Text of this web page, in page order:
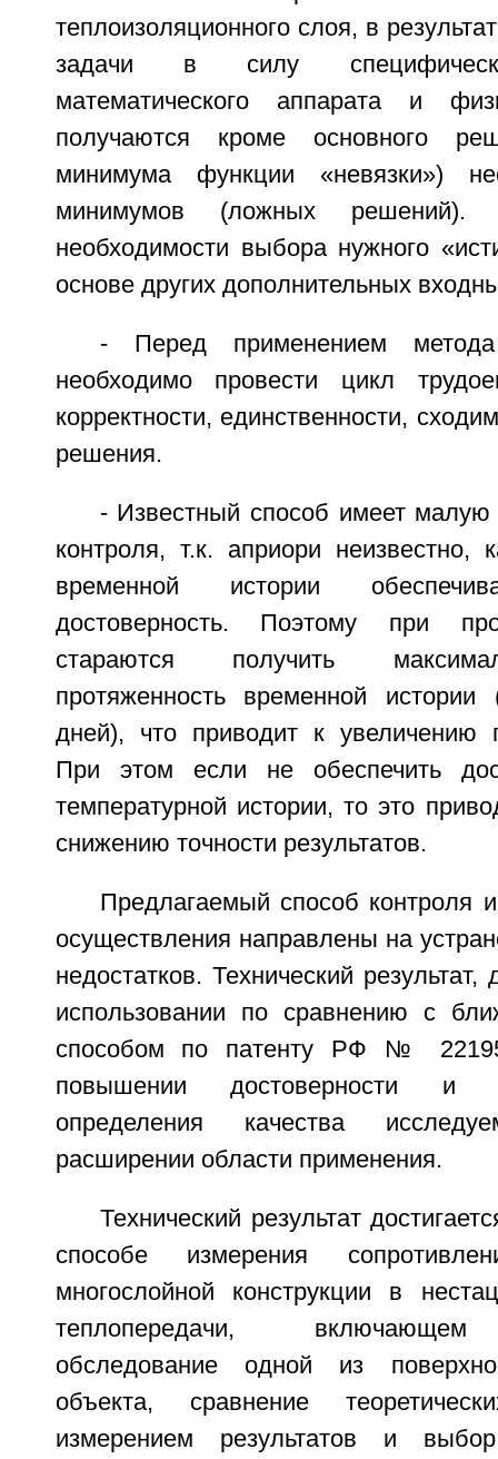
теплоизоляционного слоя, в
задачи в силу
математического аппарата и
получаются кроме основного
минимума функции «невязки»)
минимумов (ложных
необходимости выбора нужного
основе других дополнительных
- Перед применением
необходимо провести цикл
корректности, единственности,
решения.
- Известный способ имеет малую
контроля, т.к. априори неизвестно,
временной истории
достоверность. Поэтому при
стараются получить
протяженность временной
дней), что приводит к увеличению
При этом если не обеспечить
температурной истории, то это
снижению точности результатов.
Предлагаемый способ контроля
осуществления направлены на
недостатков. Технический
использовании по сравнению с
способом по патенту РФ №
повышении достоверности и
определения качества
расширении области применения.
Технический результат
способе измерения
многослойной конструкции в
теплопередачи, включающем
обследование одной из
объекта, сравнение
измерением результатов и